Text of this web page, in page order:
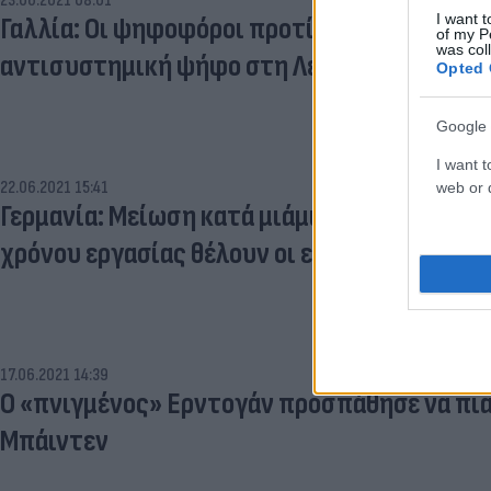
I want
of my
was
Opted
Google
I want
web or
Γαλλία: Οι ψηφοφόροι προτίμησαν την
αντισυστημική ψήφο στη Λεπέν
22.06.2021 15:41
Γερμανία: Μείωση κατά μιάμιση εβδομάδα
χρόνου εργασίας θέλουν οι εργοδότες
17.06.2021 14:39
Ο «πνιγμένος» Ερντογάν προσπάθησε να
Μπάιντεν